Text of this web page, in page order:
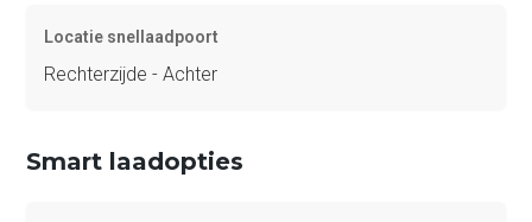
Locatie snellaadpoort
Rechterzijde - Achter
Smart laadopties